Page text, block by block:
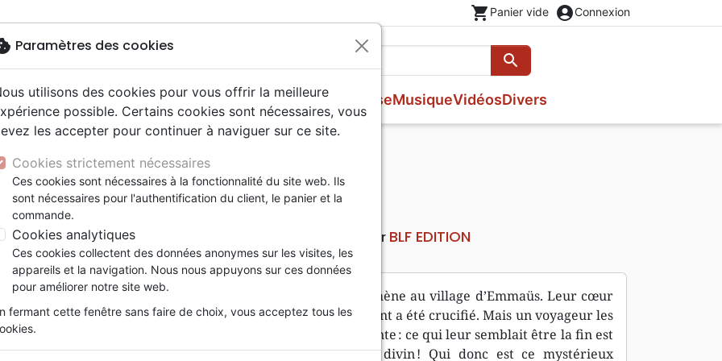
shopping_cart Panier vide account_circleConnexion
search
Rechercher
NouveautésBibles
courant
fondamental
Autres versions
Bibles d'étude
Bibles audio
Nouveaux Testaments
Livres
sectes
adoration, louange
Famille, couple
Personne, santé
Ethique, société, politique
Religions
Jeunesse
ans
Adolescents, jeunes
Enseignement jeunesse
Musique
de fête
Recueils et partitions
Vidéos
reportages
animés
Concerts, spectacles
Divers
Willow Tree
Objets cadeaux
Jeux
Fourres de Bible
(Les)
Les amis et le voyageur
Référence Editeur BLF EDITION
Description Détails du produit
Deux amis marchent sur la longue route qui mène au village d’Emmaüs. Leur cœur
est lourd de chagrin, car l’homme qu’ils aimaient a été crucifié. Mais un voyageur les
rejoint et partage avec eux une vérité stupéfiante : ce qui leur semblait être la fin est
en réalité le début d’un magnifique projet divin ! Qui donc est ce mystérieux
Paramètres des cookies
utilisons des cookies pour vous offrir la meilleure
possible. Certains cookies sont nécessaires, vous
les accepter pour continuer à naviguer sur ce site.
Cookies strictement nécessaires
Ces cookies sont nécessaires à la fonctionnalité du site web. Ils
sont nécessaires pour l'authentification du client, le panier et la
commande.
Cookies analytiques
Ces cookies collectent des données anonymes sur les visites, les
appareils et la navigation. Nous nous appuyons sur ces données
pour améliorer notre site web.
fermant cette fenêtre sans faire de choix, vous acceptez tous les